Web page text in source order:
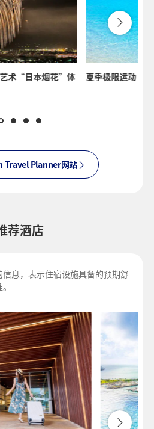
艺术“日本烟花”体
夏季极限运动
Travel Planner网站
荐酒店
息，表示住宿设施具备的预期舒